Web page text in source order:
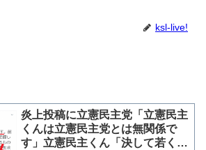
ksl-live!
炎上投稿に立憲民主党「立憲民主
くんは立憲民主党とは無関係で
す」立憲民主くん「決して若くは